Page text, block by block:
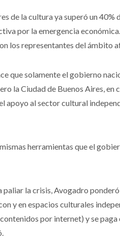
de la cultura ya superó un 40%
por la emergencia
los representantes del ámbito
que solamente el gobierno
la Ciudad de Buenos Aires,
apoyo al sector cultural
herramientas que el
la crisis, Avogadro
y en espacios culturales
por internet) y se